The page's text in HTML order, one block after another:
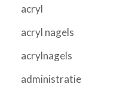
acryl
acryl nagels
acrylnagels
administratie